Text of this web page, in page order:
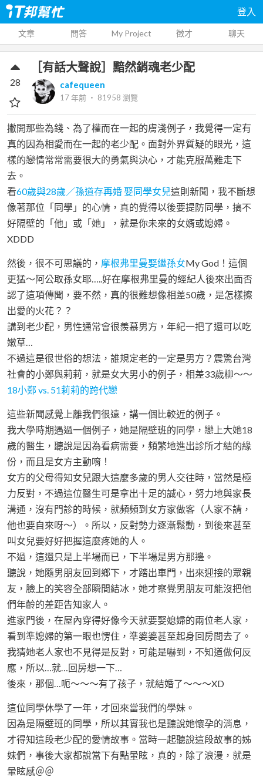
登入
文章 問答 My Project 徵才 聊天
［有話大聲說］黯然銷魂老少配
cafequeen
17 年前 ‧ 81958 瀏覽
28
撇開那些為錢、為了權而在一起的膚淺例子，我覺得一定有
真的因為相愛而在一起的老少配。面對外界質疑的眼光，這
樣的戀情常常需要很大的勇氣與決心，才能克服萬難走下
去。
看60歲與28歲／孫道存再婚 娶同學女兒這則新聞，我不斷想
像著那位「同學」的心情，真的覺得以後要提防同學，搞不
好隔壁的「他」或「她」，就是你未來的女婿或媳婦。
XDDD
然後，很不可思議的， 摩根弗里曼娶繼孫女My God！這個
更猛～阿公取孫女耶…..好在摩根弗里曼的經紀人後來出面否
認了這項傳聞，要不然，真的很難想像相差50歲，是怎樣擦
出愛的火花？？
講到老少配，男性通常會很羨慕男方，年紀一把了還可以吃
嫩草…
不過這是很世俗的想法，誰規定老的一定是男方？震驚台灣
社會的小鄭與莉莉，就是女大男小的例子，相差33歲柳～～
18小鄭 vs. 51莉莉的跨代戀
這些新聞感覺上離我們很遠，講一個比較近的例子。
我大學時期遇過一個例子，她是隔壁班的同學，戀上大她18
歲的醫生，聽說是因為看病需要，頻繁地進出診所才結的緣
份，而且是女方主動唷！
女方的父母得知女兒跟大這麼多歲的男人交往時，當然是極
力反對，不過這位醫生可是拿出十足的誠心，努力地與家長
溝通，沒有門診的時候，就頻頻到女方家做客（人家不請，
他也要自來呀～）。所以，反對勢力逐漸鬆動，到後來甚至
叫女兒要好好把握這麼疼她的人。
不過，這還只是上半場而已，下半場是男方那邊。
聽說，她隨男朋友回到鄉下，才踏出車門，出來迎接的眾親
友，臉上的笑容全部瞬間結冰，她才察覺男朋友可能沒把他
們年齡的差距告知家人。
進家門後，在屋內穿得好像今天就要娶媳婦的兩位老人家，
看到準媳婦的第一眼也愣住，準婆婆甚至起身回房間去了。
我猜她老人家也不見得是反對，可能是嚇到，不知道做何反
應，所以…就…回房想一下…
後來，那個…呃～～～有了孩子，就結婚了～～～XD
這位同學休學了一年，才回來當我們的學妹。
因為是隔壁班的同學，所以其實我也是聽說她懷孕的消息，
才得知這段老少配的愛情故事。當時一起聽說這段故事的姊
妹們，事後大家都說當下有點暈眩，真的，除了浪漫，就是
暈眩感＠＠